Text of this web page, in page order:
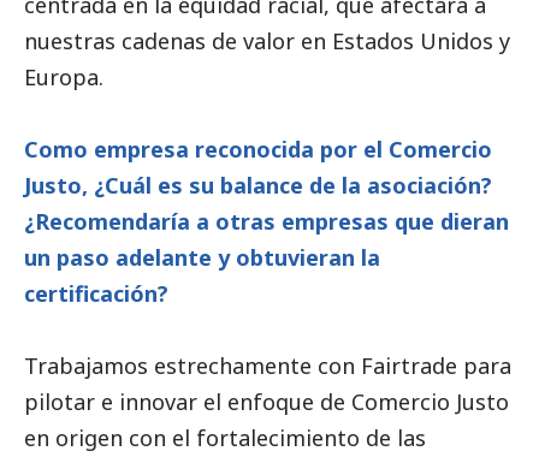
nuestras cadenas de valor en Estados Unidos y
Europa.
Como empresa reconocida por el Comercio
Justo, ¿Cuál es su balance de la asociación?
¿Recomendaría a otras empresas que dieran
un paso adelante y obtuvieran la
certificación?
Trabajamos estrechamente con Fairtrade para
pilotar e innovar el enfoque de Comercio Justo
en origen con el fortalecimiento de las